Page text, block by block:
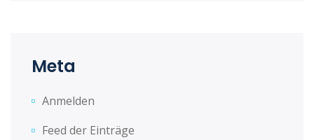
Meta
Anmelden
Feed der Einträge